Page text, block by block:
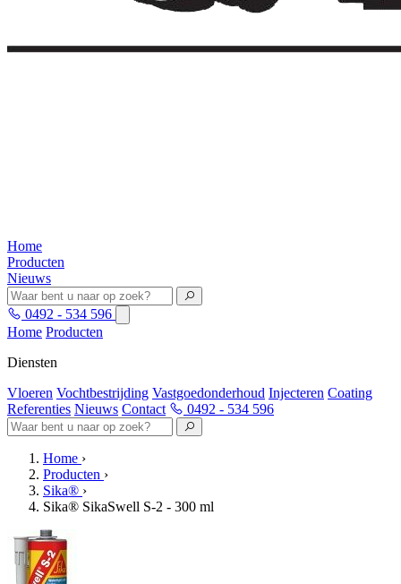
Home
Producten
Nieuws
0492 - 534 596
Home Producten
Diensten
Vloeren Vochtbestrijding Vastgoedonderhoud Injecteren Coating
Referenties Nieuws Contact 0492 - 534 596
Home ›
Producten ›
Sika® ›
Sika® SikaSwell S-2 - 300 ml